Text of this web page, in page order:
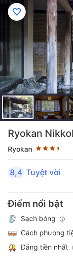
Ryokan
Ryokan
Đánh giá sao
8,4 Tuyệt vời
Điểm nổi bật
Sạch bóng
Cách phương
Đáng tiền nhất